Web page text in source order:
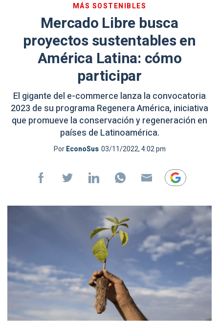
MÁS SOSTENIBLES
Mercado Libre busca
proyectos sustentables en
América Latina: cómo
participar
El gigante del e-commerce lanza la convocatoria
2023 de su programa Regenera América, iniciativa
que promueve la conservación y regeneración en
países de Latinoamérica.
PorEconoSus 03/11/2022, 4:02 pm